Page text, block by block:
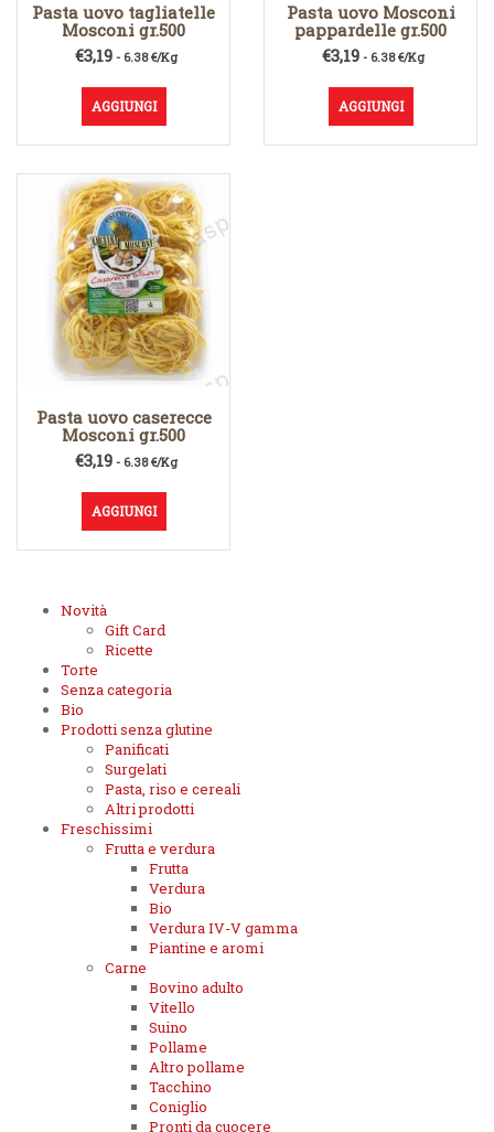
Pasta uovo tagliatelle
Mosconi gr.500
€3,19 - 6.38 €/Kg
AGGIUNGI
Pasta uovo Mosconi
pappardelle gr.500
€3,19 - 6.38 €/Kg
AGGIUNGI
Pasta uovo caserecce
Mosconi gr.500
€3,19 - 6.38 €/Kg
AGGIUNGI
Novità
Gift Card
Ricette
Torte
Senza categoria
Bio
Prodotti senza glutine
Panificati
Surgelati
Pasta, riso e cereali
Altri prodotti
Freschissimi
Frutta e verdura
Frutta
Verdura
Bio
Verdura IV-V gamma
Piantine e aromi
Carne
Bovino adulto
Vitello
Suino
Pollame
Altro pollame
Tacchino
Coniglio
Pronti da cuocere